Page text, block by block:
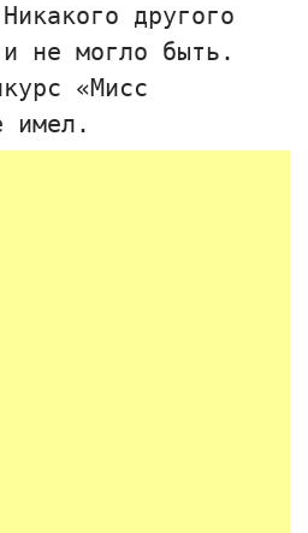
другого
не могло быть.
«Мисс
имел.